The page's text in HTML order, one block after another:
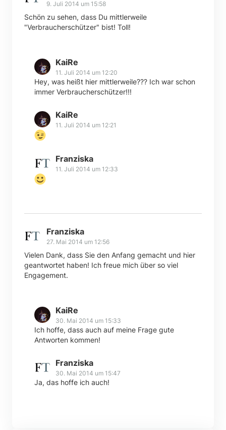
9. Juli 2014 um 15:58
Schön zu sehen, dass Du mittlerweile
"Verbraucherschützer" bist! Toll!
KaiRe
11. Juli 2014 um 12:20
Hey, was heißt hier mittlerweile??? Ich war schon
immer Verbraucherschützer!!!
KaiRe
11. Juli 2014 um 12:21
Franziska
11. Juli 2014 um 12:33
Franziska
27. Mai 2014 um 12:56
Vielen Dank, dass Sie den Anfang gemacht und hier
geantwortet haben! Ich freue mich über so viel
Engagement.
KaiRe
30. Mai 2014 um 15:33
Ich hoffe, dass auch auf meine Frage gute
Antworten kommen!
Franziska
30. Mai 2014 um 15:47
Ja, das hoffe ich auch!